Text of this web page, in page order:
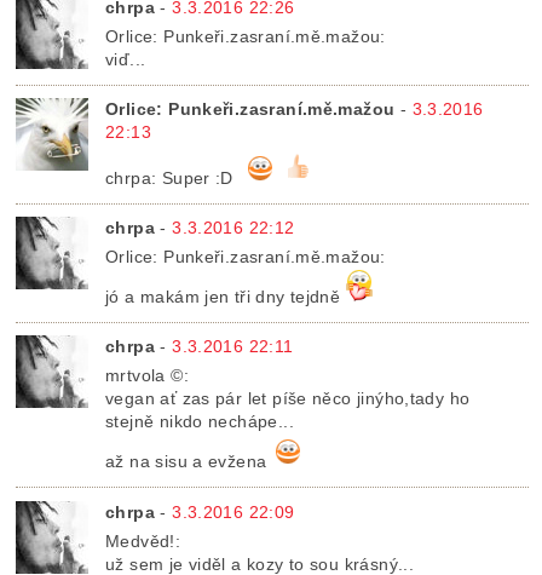
chrpa -3.3.2016 22:26
Orlice: Punkeři.zasraní.mě.mažou:
viď...
Orlice: Punkeři.zasraní.mě.mažou - 3.3.2016
22:13
chrpa: Super :D
chrpa -3.3.2016 22:12
Orlice: Punkeři.zasraní.mě.mažou:
jó a makám jen tři dny tejdně
chrpa -3.3.2016 22:11
mrtvola ©:
vegan ať zas pár let píše něco jinýho,tady ho
stejně nikdo nechápe...
až na sisu a evžena
chrpa -3.3.2016 22:09
Medvěd!:
už sem je viděl a kozy to sou krásný...